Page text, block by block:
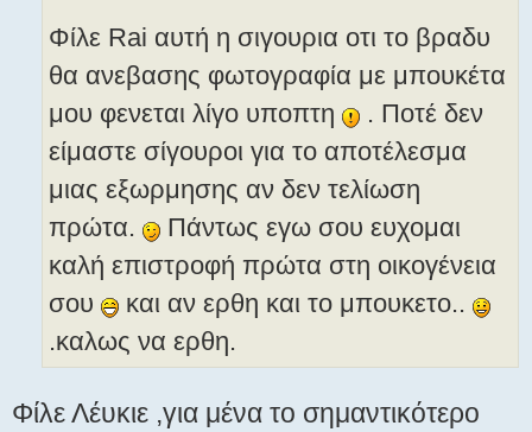
Φίλε Rai αυτή η σιγουρια οτι το βραδυ
θα ανεβασης φωτογραφία με μπουκέτα
μου φενεται λίγο υποπτη
. Ποτέ δεν
είμαστε σίγουροι για το αποτέλεσμα
μιας εξωρμησης αν δεν τελίωση
πρώτα.
Πάντως εγω σου ευχομαι
καλή επιστροφή πρώτα στη οικογένεια
σου
και αν ερθη και το μπουκετο..
.καλως να ερθη.
Φίλε Λέυκιε ,για μένα το σημαντικότερο